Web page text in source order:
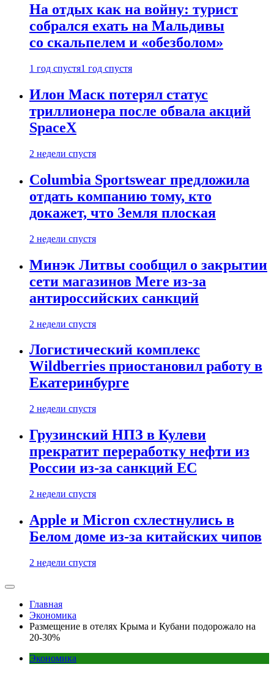
На отдых как на войну: турист
собрался ехать на Мальдивы
со скальпелем и «обезболом»
1 год спустя1 год спустя
Илон Маск потерял статус
триллионера после обвала акций
SpaceX
2 недели спустя
Columbia Sportswear предложила
отдать компанию тому, кто
докажет, что Земля плоская
2 недели спустя
Минэк Литвы сообщил о закрытии
сети магазинов Mere из-за
антироссийских санкций
2 недели спустя
Логистический комплекс
Wildberries приостановил работу в
Екатеринбурге
2 недели спустя
Грузинский НПЗ в Кулеви
прекратит переработку нефти из
России из-за санкций ЕС
2 недели спустя
Apple и Micron схлестнулись в
Белом доме из-за китайских чипов
2 недели спустя
Главная
Экономика
Размещение в отелях Крыма и Кубани подорожало на
20-30%
Экономика